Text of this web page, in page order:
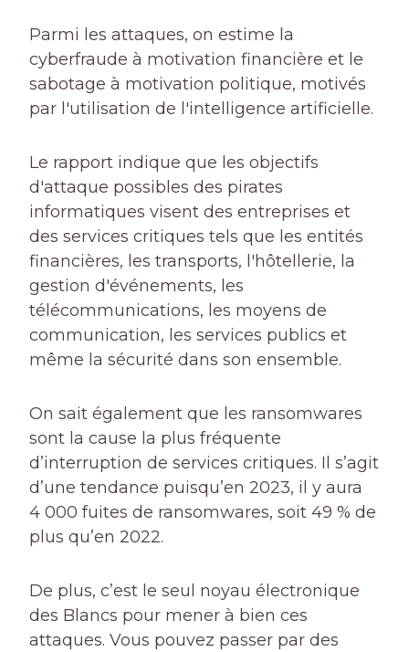
Parmi les attaques, on estime la
cyberfraude à motivation financière et le
sabotage à motivation politique, motivés
par l'utilisation de l'intelligence artificielle.
Le rapport indique que les objectifs
d'attaque possibles des pirates
informatiques visent des entreprises et
des services critiques tels que les entités
financières, les transports, l'hôtellerie, la
gestion d'événements, les
télécommunications, les moyens de
communication, les services publics et
même la sécurité dans son ensemble.
On sait également que les ransomwares
sont la cause la plus fréquente
d’interruption de services critiques. Il s’agit
d’une tendance puisqu’en 2023, il y aura
4 000 fuites de ransomwares, soit 49 % de
plus qu’en 2022.
De plus, c’est le seul noyau électronique
des Blancs pour mener à bien ces
attaques. Vous pouvez passer par des